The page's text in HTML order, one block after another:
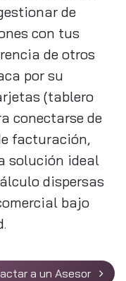
de
con tus
de otros
por su
(tablero
conectarse de
facturación,
solución ideal
dispersas
bajo
.
a un Asesor